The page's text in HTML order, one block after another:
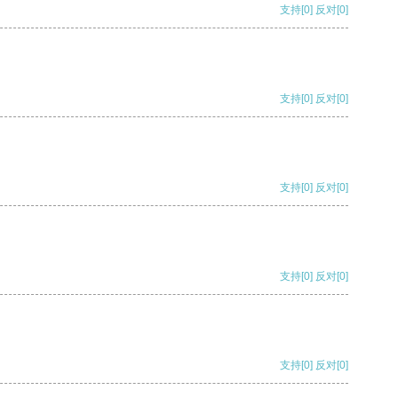
支持[0] 反对[0]
支持[0] 反对[0]
支持[0] 反对[0]
支持[0] 反对[0]
支持[0] 反对[0]